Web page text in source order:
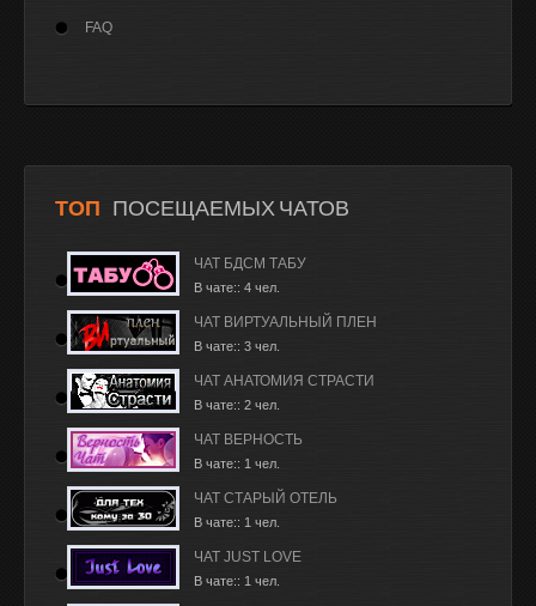
FAQ
ТОП ПОСЕЩАЕМЫХ ЧАТОВ
ЧАТ БДСМ ТАБУ
В чате:: 4 чел.
ЧАТ ВИРТУАЛЬНЫЙ ПЛЕН
В чате:: 3 чел.
ЧАТ АНАТОМИЯ СТРАСТИ
В чате:: 2 чел.
ЧАТ ВЕРНОСТЬ
В чате:: 1 чел.
ЧАТ СТАРЫЙ ОТЕЛЬ
В чате:: 1 чел.
ЧАТ JUST LOVE
В чате:: 1 чел.